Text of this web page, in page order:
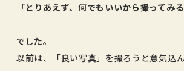
「とりあえず、何でもいいから撮ってみる
でした。
以前は、「良い写真」を撮ろうと意気込